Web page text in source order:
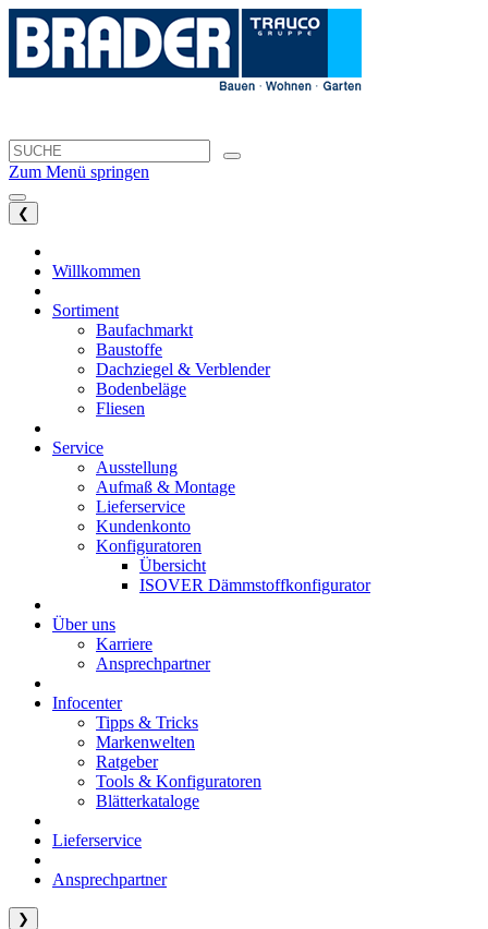
Zum Menü springen
❮
Willkommen
Sortiment
Baufachmarkt
Baustoffe
Dachziegel & Verblender
Bodenbeläge
Fliesen
Service
Ausstellung
Aufmaß & Montage
Lieferservice
Kundenkonto
Konfiguratoren
Übersicht
ISOVER Dämmstoffkonfigurator
Über uns
Karriere
Ansprechpartner
Infocenter
Tipps & Tricks
Markenwelten
Ratgeber
Tools & Konfiguratoren
Blätterkataloge
Lieferservice
Ansprechpartner
❯